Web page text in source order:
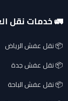
🚛 خدمات نقل
📦 نقل عفش الرياض
📦 نقل عفش جدة
📦 نقل عفش الباحة